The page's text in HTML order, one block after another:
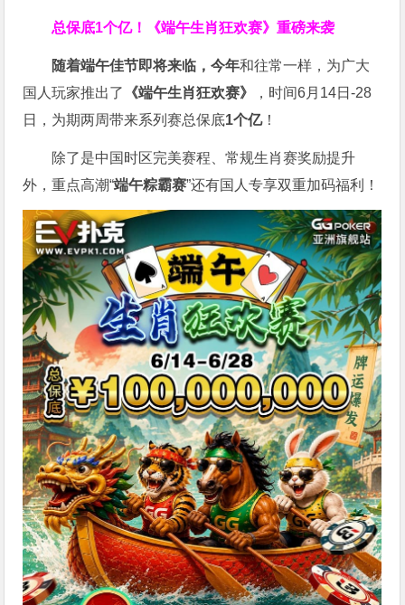
总保底1个亿！ 《端午生肖狂欢赛》重磅来袭
随着端午佳节即将来临，今年和往常一样，为广大
国人玩家推出了
《端午生肖狂欢赛》
，时间6月14日-28
日，为期两周带来系列赛总保底1个亿！
除了是中国时区完美赛程、常规生肖赛奖励提升
外，重点高潮“端午粽霸赛”还有国人专享双重加码福利！